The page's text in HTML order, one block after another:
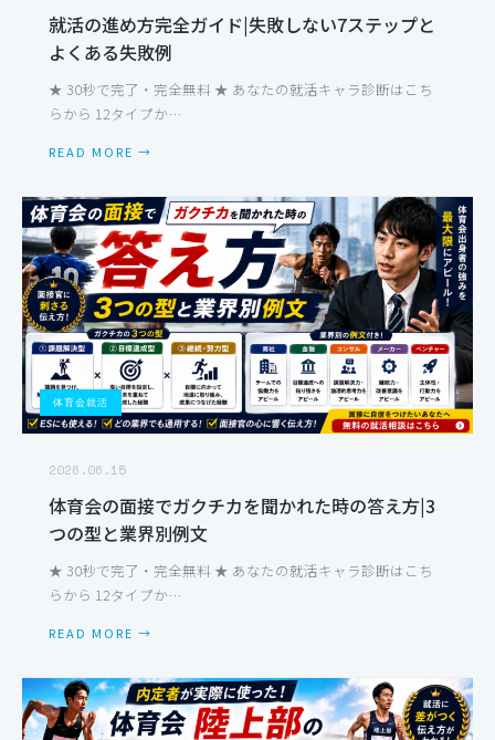
就活の進め方完全ガイド|失敗しない7ステップと
よくある失敗例
★ 30秒で完了・完全無料 ★ あなたの就活キャラ診断はこち
らから 12タイプか…
READ MORE →
体育会就活
2026.06.15
体育会の面接でガクチカを聞かれた時の答え方|3
つの型と業界別例文
★ 30秒で完了・完全無料 ★ あなたの就活キャラ診断はこち
らから 12タイプか…
READ MORE →